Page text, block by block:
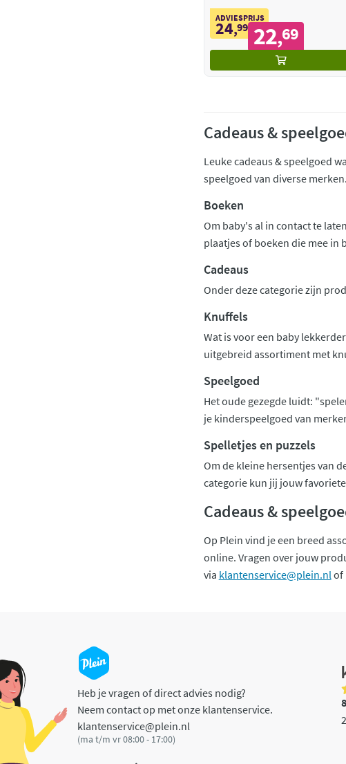
ADVIESPRIJS
24,99 22,69
Cadeaus &
Leuke cadeaus & speelgoed
speelgoed van diverse merken.
Boeken
Om baby's al in contact te
plaatjes of boeken die mee in
Cadeaus
Onder deze categorie zijn
Knuffels
Wat is voor een baby
uitgebreid assortiment met
Speelgoed
Het oude gezegde luidt:
je kinderspeelgoed van
Spelletjes en puzzels
Om de kleine hersentjes van
categorie kun jij jouw
Cadeaus &
Op Plein vind je een breed
online. Vragen over jouw
via klantenservice@plein.nl of
Heb je vragen of direct advies nodig?
Neem contact op met onze klantenservice.
klantenservice@plein.nl
(ma t/m vr 08:00 - 17:00)